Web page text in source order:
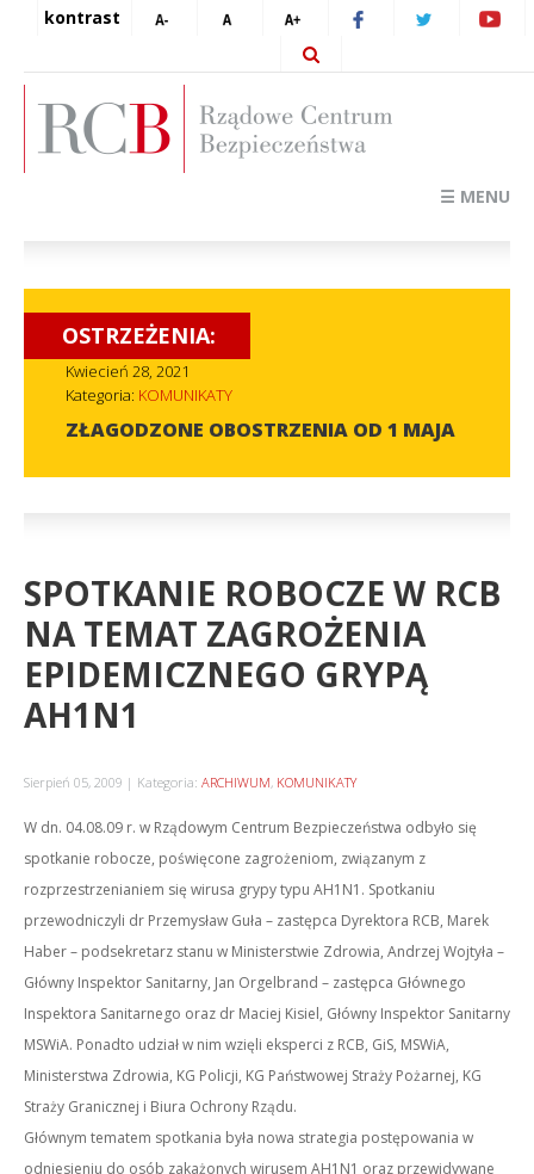
kontrast
☰ MENU
OSTRZEŻENIA:
Kwiecień 28, 2021
Kategoria: KOMUNIKATY
ZŁAGODZONE OBOSTRZENIA OD 1 MAJA
SPOTKANIE ROBOCZE W RCB
NA TEMAT ZAGROŻENIA
EPIDEMICZNEGO GRYPĄ
AH1N1
Sierpień 05, 2009 Kategoria: ARCHIWUM, KOMUNIKATY
W dn. 04.08.09 r. w Rządowym Centrum Bezpieczeństwa odbyło się
spotkanie robocze, poświęcone zagrożeniom, związanym z
rozprzestrzenianiem się wirusa grypy typu AH1N1. Spotkaniu
przewodniczyli dr Przemysław Guła – zastępca Dyrektora RCB, Marek
Haber – podsekretarz stanu w Ministerstwie Zdrowia, Andrzej Wojtyła –
Główny Inspektor Sanitarny, Jan Orgelbrand – zastępca Głównego
Inspektora Sanitarnego oraz dr Maciej Kisiel, Główny Inspektor Sanitarny
MSWiA. Ponadto udział w nim wzięli eksperci z RCB, GiS, MSWiA,
Ministerstwa Zdrowia, KG Policji, KG Państwowej Straży Pożarnej, KG
Straży Granicznej i Biura Ochrony Rządu.
Głównym tematem spotkania była nowa strategia postępowania w
odniesieniu do osób zakażonych wirusem AH1N1 oraz przewidywane